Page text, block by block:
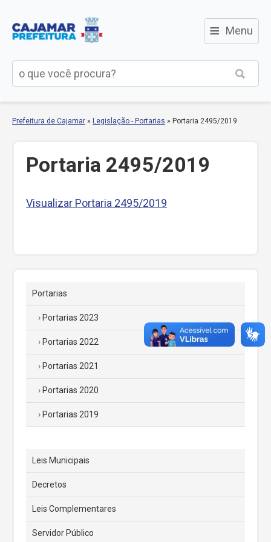
≡ Menu
Prefeitura de Cajamar » Legislação - Portarias » Portaria 2495/2019
Portaria 2495/2019
Visualizar Portaria 2495/2019
Portarias
Portarias 2023
Portarias 2022
Portarias 2021
Portarias 2020
Portarias 2019
Leis Municipais
Decretos
Leis Complementares
Servidor Público